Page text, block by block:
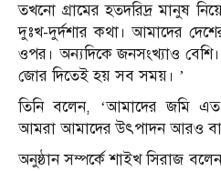
তখনো গ্রামের হতদরিদ্র মানুষ
দুঃখ-দুর্দশার কথা। আমাদের
ওপর। অন্যদিকে জনসংখ্যাও
জোর দিতেই হয় সব সময়। ’
তিনি বলেন, ‘আমাদের জমি
আমরা আমাদের উৎপাদন আরও
অনুষ্ঠান সম্পর্কে শাইখ সিরাজ বলেন,